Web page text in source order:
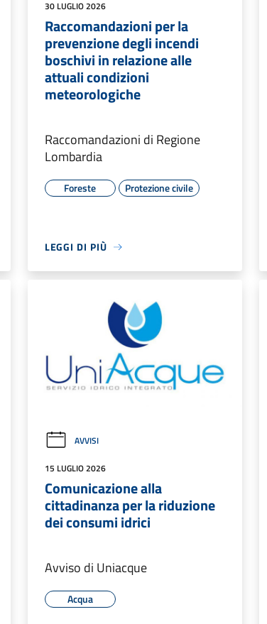
30 LUGLIO 2026
Raccomandazioni per la
prevenzione degli incendi
boschivi in relazione alle
attuali condizioni
meteorologiche
Raccomandazioni di Regione
Lombardia
Foreste Protezione civile
LEGGI DI PIÙ
AVVISI
15 LUGLIO 2026
Comunicazione alla
cittadinanza per la riduzione
dei consumi idrici
Avviso di Uniacque
Acqua